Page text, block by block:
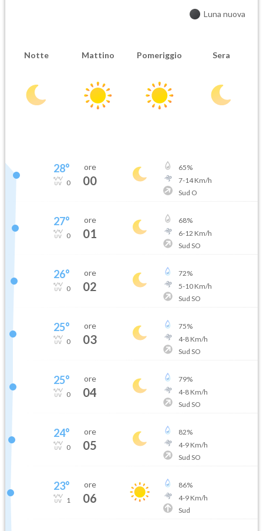
Luna nuova
Notte Mattino Pomeriggio Sera
28°
0
ore
00
65%
7-14Km/h
Sud O
27°
0
ore
01
68%
6-12 Km/h
Sud SO
26°
0
ore
02
72%
5-10Km/h
Sud SO
25°
0
ore
03
75%
4-8Km/h
Sud SO
25°
0
ore
04
79%
4-8Km/h
Sud SO
24°
0
ore
05
82%
4-9Km/h
Sud SO
23°
1
ore
06
86%
4-9Km/h
Sud